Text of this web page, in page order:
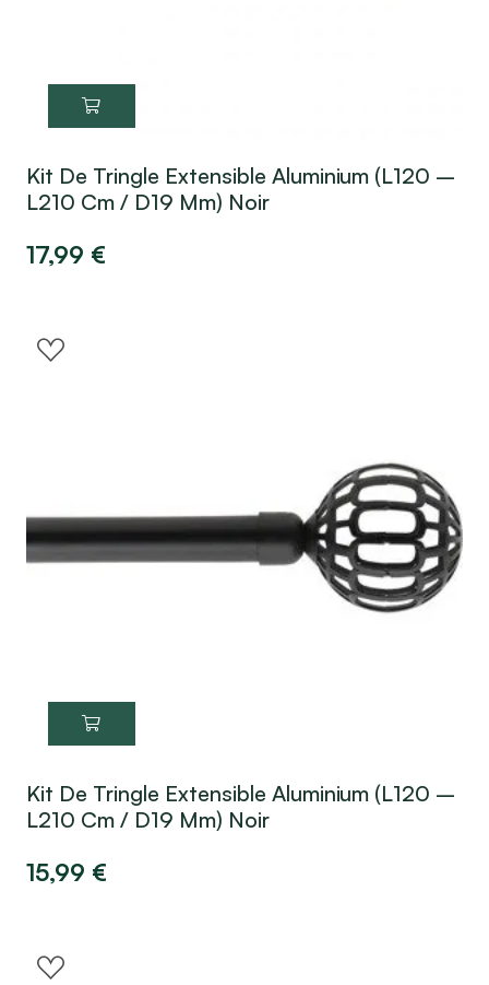
Kit De Tringle Extensible Aluminium (L120 –
L210 Cm / D19 Mm) Noir
17,99 €
Kit De Tringle Extensible Aluminium (L120 –
L210 Cm / D19 Mm) Noir
15,99 €